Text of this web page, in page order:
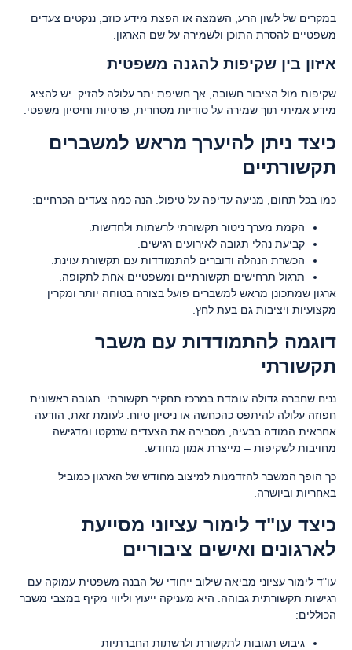
במקרים של לשון הרע, השמצה או הפצת מידע כוזב, ננקטים צעדים
משפטיים להסרת התוכן ולשמירה על שם הארגון.
איזון בין שקיפות להגנה משפטית
שקיפות מול הציבור חשובה, אך חשיפת יתר עלולה להזיק. יש להציג
מידע אמיתי תוך שמירה על סודיות מסחרית, פרטיות וחיסיון משפטי.
כיצד ניתן להיערך מראש למשברים
תקשורתיים
כמו בכל תחום, מניעה עדיפה על טיפול. הנה כמה צעדים הכרחיים:
הקמת מערך ניטור תקשורתי לרשתות ולחדשות.
קביעת נהלי תגובה לאירועים רגישים.
הכשרת הנהלה ודוברים להתמודדות עם תקשורת עוינת.
תרגול תרחישים תקשורתיים ומשפטיים אחת לתקופה.
ארגון שמתכונן מראש למשברים פועל בצורה בטוחה יותר ומקרין
מקצועיות ויציבות גם בעת לחץ.
דוגמה להתמודדות עם משבר
תקשורתי
נניח שחברה גדולה עומדת במרכז תחקיר תקשורתי. תגובה ראשונית
חפוזה עלולה להיתפס כהכחשה או ניסיון טיוח. לעומת זאת, הודעה
אחראית המודה בבעיה, מסבירה את הצעדים שננקטו ומדגישה
מחויבות לשקיפות – מייצרת אמון מחודש.
כך הופך המשבר להזדמנות למיצוב מחודש של הארגון כמוביל
באחריות וביושרה.
כיצד עו"ד לימור עציוני מסייעת
לארגונים ואישים ציבוריים
עו"ד לימור עציוני מביאה שילוב ייחודי של הבנה משפטית עמוקה עם
רגישות תקשורתית גבוהה. היא מעניקה ייעוץ וליווי מקיף במצבי משבר
הכוללים:
גיבוש תגובות לתקשורת ולרשתות החברתיות